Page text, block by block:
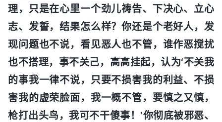
理，只是在心里一个劲儿祷告、下决心、立心
志、发誓，结果怎么样？你还是个老好人，发
现问题也不说，看见恶人也不管，谁作恶搅扰
也不搭理，事不关己，高高挂起，认为‘不关我
的事我一律不说，只要不损害我的利益、不损
害我的虚荣脸面，我一概不管，要慎之又慎，
枪打出头鸟，我可不干傻事！’你彻底被邪恶、